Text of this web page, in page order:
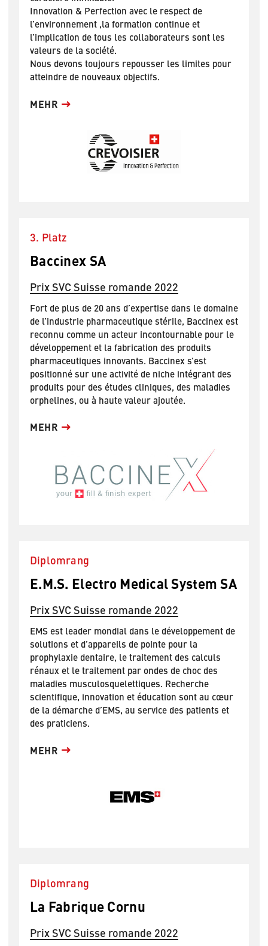
Innovation & Perfection avec le respect de
l’environnement ,la formation continue et
l’implication de tous les collaborateurs sont les
valeurs de la société.
Nous devons toujours repousser les limites pour
atteindre de nouveaux objectifs.
MEHR
3. Platz
Baccinex SA
Prix SVC Suisse romande 2022
Fort de plus de 20 ans d’expertise dans le domaine
de l’industrie pharmaceutique stérile, Baccinex est
reconnu comme un acteur incontournable pour le
développement et la fabrication des produits
pharmaceutiques innovants. Baccinex s’est
positionné sur une activité de niche intégrant des
produits pour des études cliniques, des maladies
orphelines, ou à haute valeur ajoutée.
MEHR
Diplomrang
E.M.S. Electro Medical System SA
Prix SVC Suisse romande 2022
EMS est leader mondial dans le développement de
solutions et d’appareils de pointe pour la
prophylaxie dentaire, le traitement des calculs
rénaux et le traitement par ondes de choc des
maladies musculosquelettiques. Recherche
scientifique, innovation et éducation sont au cœur
de la démarche d’EMS, au service des patients et
des praticiens.
MEHR
Diplomrang
La Fabrique Cornu
Prix SVC Suisse romande 2022